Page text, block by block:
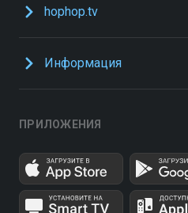
hophop.tv
Информация
ПРИЛОЖЕНИЯ